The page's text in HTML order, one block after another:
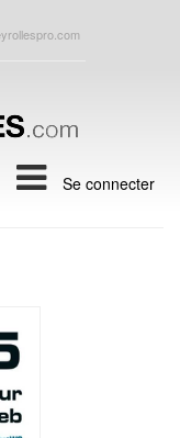
Se connecter